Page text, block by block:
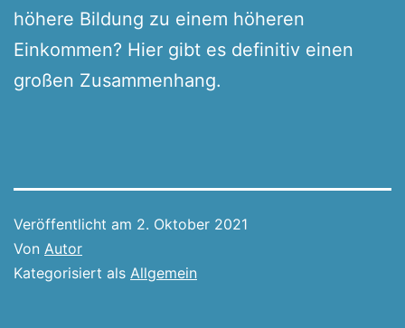
höhere Bildung zu einem höheren
Einkommen? Hier gibt es definitiv einen
großen Zusammenhang.
Veröffentlicht am 2. Oktober 2021
Von Autor
Kategorisiert als Allgemein